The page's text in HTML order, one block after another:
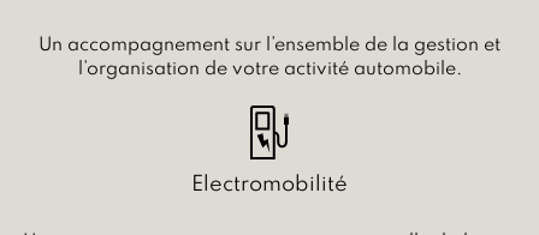
Un accompagnement sur l’ensemble de la gestion et
l’organisation de votre activité automobile.
Electromobilité